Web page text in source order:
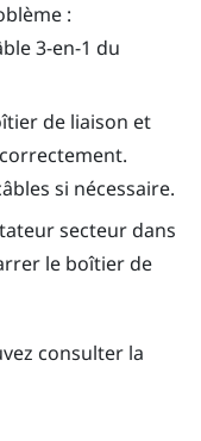
:
3-en-1 du
de liaison et
si nécessaire.
secteur dans
le boîtier de
consulter la